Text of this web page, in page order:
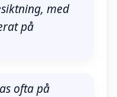
med
på
ofta på